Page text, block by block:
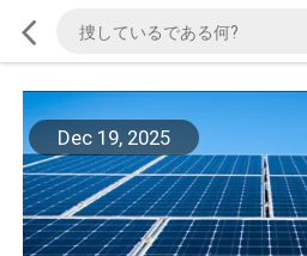
Dec 19, 2025